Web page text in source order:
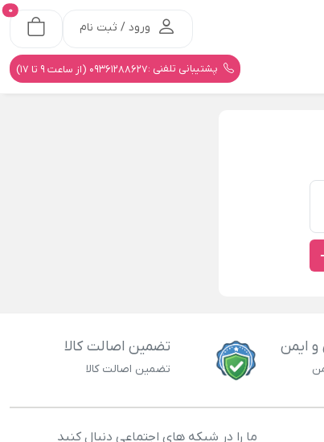
ورود / ثبت نام
0
پشتیبانی تلفنی :09361288627 (از ساعت 9 تا 17)
ایمن تضمین اصالت کالا
تضمین اصالت کالا
ما را در شبکه های اجتماعی دنبال کنید